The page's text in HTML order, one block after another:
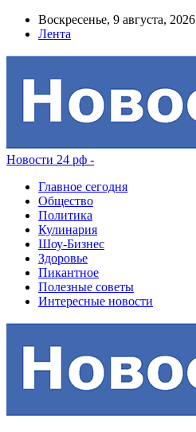
Воскресенье, 9 августа, 2026
Лента
Новости 24 рф -
Главное сегодня
Общество
Политика
Кулинария
Шоу-Бизнес
Здоровье
Пикантное
Полезные советы
Интересные новости